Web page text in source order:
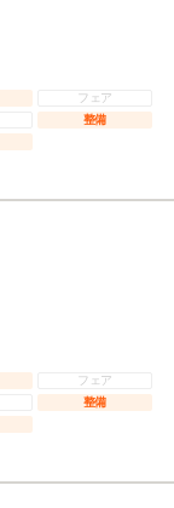
フェア
整備
フェア
整備